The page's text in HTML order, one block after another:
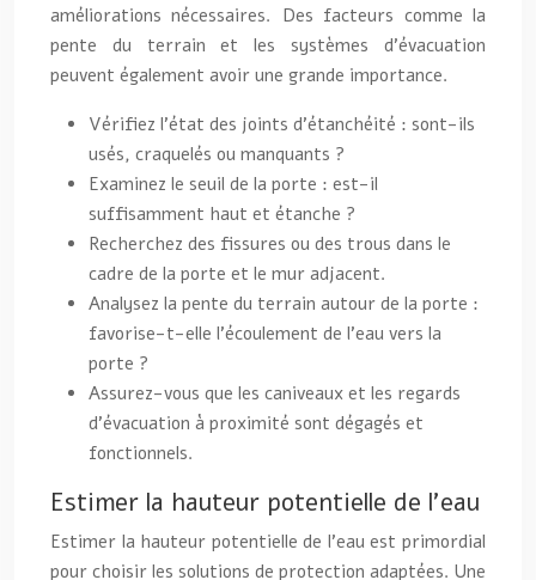
améliorations nécessaires. Des facteurs comme la
pente du terrain et les systèmes d’évacuation
peuvent également avoir une grande importance.
Vérifiez l’état des joints d’étanchéité : sont-ils
usés, craquelés ou manquants ?
Examinez le seuil de la porte : est-il
suffisamment haut et étanche ?
Recherchez des fissures ou des trous dans le
cadre de la porte et le mur adjacent.
Analysez la pente du terrain autour de la porte :
favorise-t-elle l’écoulement de l’eau vers la
porte ?
Assurez-vous que les caniveaux et les regards
d’évacuation à proximité sont dégagés et
fonctionnels.
Estimer la hauteur potentielle de l’eau
Estimer la hauteur potentielle de l’eau est primordial
pour choisir les solutions de protection adaptées. Une